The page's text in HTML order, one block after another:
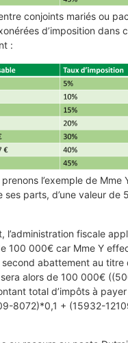
conjoints mariés ou
d’imposition dans
:
l’exemple de Mme
ses parts, d’une valeur de
l’administration fiscale
100 000€ car Mme Y
abattement au titre
alors de 100 000€
total d’impôts à
8072)*0,1 + (15932-